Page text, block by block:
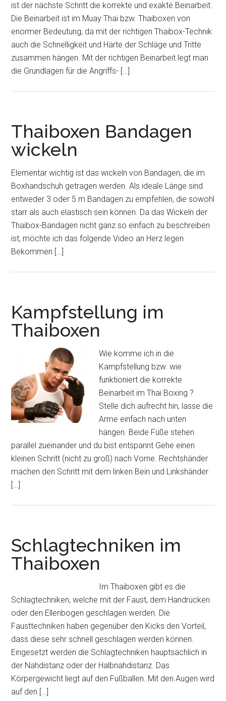
ist der nächste Schritt die korrekte und exakte Beinarbeit.
Die Beinarbeit ist im Muay Thai bzw. Thaiboxen von
enormer Bedeutung, da mit der richtigen Thaibox-Technik
auch die Schnelligkeit und Härte der Schläge und Tritte
zusammen hängen. Mit der richtigen Beinarbeit legt man
die Grundlagen für die Angriffs- […]
Thaiboxen Bandagen
wickeln
Elementar wichtig ist das wickeln von Bandagen, die im
Boxhandschuh getragen werden. Als ideale Länge sind
entweder 3 oder 5 m Bandagen zu empfehlen, die sowohl
starr als auch elastisch sein können. Da das Wickeln der
Thaibox-Bandagen nicht ganz so einfach zu beschreiben
ist, möchte ich das folgende Video an Herz legen
Bekommen […]
Kampfstellung im
Thaiboxen
Wie komme ich in die
Kampfstellung bzw. wie
funktioniert die korrekte
Beinarbeit im Thai Boxing ?
Stelle dich aufrecht hin, lasse die
Arme einfach nach unten
hängen. Beide Füße stehen
parallel zueinander und du bist entspannt Gehe einen
kleinen Schritt (nicht zu groß) nach Vorne. Rechtshänder
machen den Schritt mit dem linken Bein und Linkshänder
[…]
Schlagtechniken im
Thaiboxen
Im Thaiboxen gibt es die
Schlagtechniken, welche mit der Faust, dem Handrücken
oder den Ellenbogen geschlagen werden. Die
Fausttechniken haben gegenüber den Kicks den Vorteil,
dass diese sehr schnell geschlagen werden können.
Eingesetzt werden die Schlagtechniken hauptsächlich in
der Nahdistanz oder der Halbnahdistanz. Das
Körpergewicht liegt auf den Fußballen. Mit den Augen wird
auf den […]